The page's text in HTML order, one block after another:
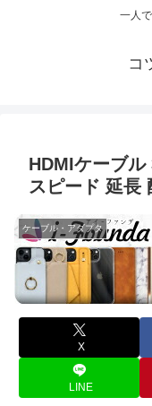
一人
コ
HDMIケーブ
スピード 延
ケーブル・アダプタ
X
LINE